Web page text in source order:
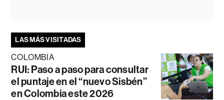
LAS MÁS VISITADAS
COLOMBIA
RUI: Paso a paso para consultar
el puntaje en el “nuevo Sisbén”
en Colombia este 2026